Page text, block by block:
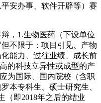
安办事、软件开辟等）赛
，1.生物医药（下设单位
不限于：项目引见、产物
能力、过往业绩、成长前
的科技立异性或成型的产
为国际、国内院校（含职
本专科生、硕士研究生、
（即2018年之后的结业